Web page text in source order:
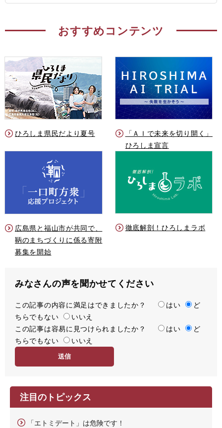
おすすめコンテンツ
ひろしま県民だより夏号
「ＡＩで未来を切り開く」
ひろしま宣言
広島県と福山市が共同で、
鞆のまちづくりに係る寄附
募集を開始
徹底解剖！ひろしまラボ
みなさんの声を聞かせてください
満
足
度
この記事の内容に満足はできましたか？ はい
ど
ちらでもない
いいえ
容
易
この記事は容易に見つけられましたか？ はい
ど
ちらでもない
いいえ
注目のトピックス
「エトミデート」は危険です！